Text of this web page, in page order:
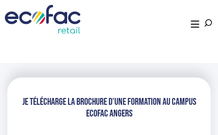
je télécharge la brochure d’une formation au campus
Ecofac Angers